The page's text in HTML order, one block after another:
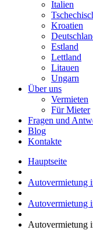
Italien
Kroatien
Estland
Lettland
Litauen
Ungarn
Über uns
Vermieten
Für Mieter
Fragen und
Blog
Kontakte
Hauptseite
Autovermietung
Autovermietung
Autovermietung